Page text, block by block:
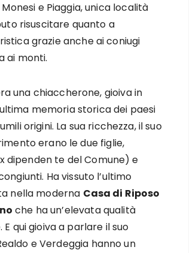
e Piaggia, unica località
risuscitare quanto a
grazie anche ai coniugi
ai monti.
una chiaccherone, gioiva in
memoria storica dei paesi
origini. La sua ricchezza, il suo
erano le due figlie,
dipenden te del Comune) e
Ha vissuto l’ultimo
nella moderna Casa di Riposo
che ha un’elevata qualità
E qui gioiva a parlare il suo
e Verdeggia hanno un